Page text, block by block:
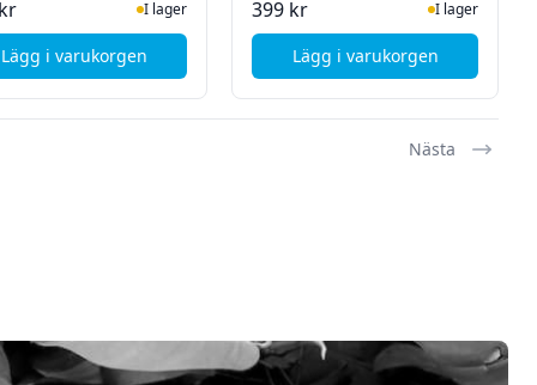
för senaste status
- 45cm x 40cm - Svart
I lager
Lägg i varukorgen, Svive Styx Gaming Musmatta XXL - Svart med röda
399 kr I lager
Lägg i varukorgen
, X-Gamer
Nästa